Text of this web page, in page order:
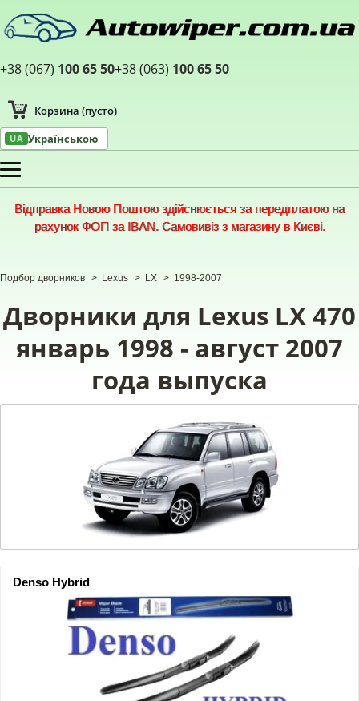
+38 (067) 100 65 50+38 (063) 100 65 50
Корзина (пусто)
UA Українською
Меню
Відправка Новою Поштою здійснюється за передплатою на
рахунок ФОП за IBAN. Самовивіз з магазину в Києві.
Подбор дворников > Lexus > LX > 1998-2007
Дворники для Lexus LX 470
январь 1998 - август 2007
года выпуска
Denso Hybrid